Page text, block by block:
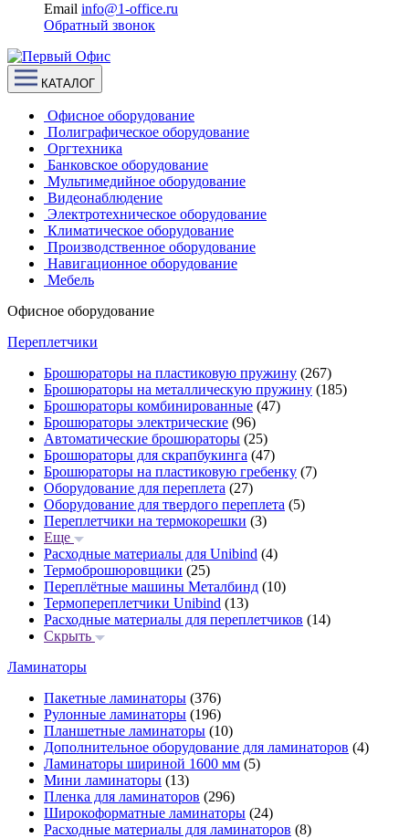
Email info@1-office.ru
Обратный звонок
КАТАЛОГ
Офисное оборудование
Полиграфическое оборудование
Оргтехника
Банковское оборудование
Мультимедийное оборудование
Видеонаблюдение
Электротехническое оборудование
Климатическое оборудование
Производственное оборудование
Навигационное оборудование
Мебель
Офисное оборудование
Переплетчики
Брошюраторы на пластиковую пружину (267)
Брошюраторы на металлическую пружину (185)
Брошюраторы комбинированные (47)
Брошюраторы электрические (96)
Автоматические брошюраторы (25)
Брошюраторы для скрапбукинга (47)
Брошюраторы на пластиковую гребенку (7)
Оборудование для переплета (27)
Оборудование для твердого переплета (5)
Переплетчики на термокорешки (3)
Еще
Расходные материалы для Unibind (4)
Термоброшюровщики (25)
Переплётные машины Металбинд (10)
Термопереплетчики Unibind (13)
Расходные материалы для переплетчиков (14)
Скрыть
Ламинаторы
Пакетные ламинаторы (376)
Рулонные ламинаторы (196)
Планшетные ламинаторы (10)
Дополнительное оборудование для ламинаторов (4)
Ламинаторы шириной 1600 мм (5)
Мини ламинаторы (13)
Пленка для ламинаторов (296)
Широкоформатные ламинаторы (24)
Расходные материалы для ламинаторов (8)